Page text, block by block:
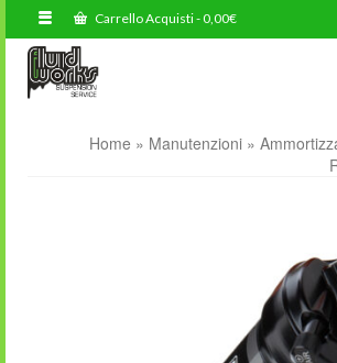
Carrello Acquisti-0,00€
Home » Manutenzioni »